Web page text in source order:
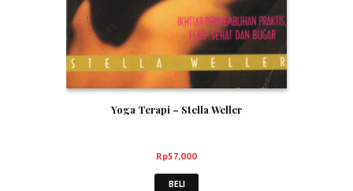
Yoga Terapi – Stella Weller
Rp57,000
BELI